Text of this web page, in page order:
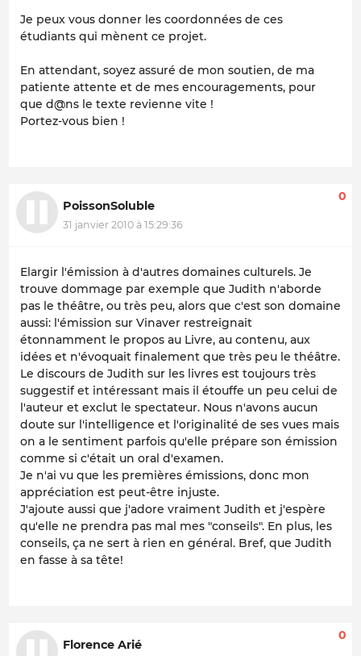
Je peux vous donner les coordonnées de ces
étudiants qui mènent ce projet.
En attendant, soyez assuré de mon soutien, de ma
patiente attente et de mes encouragements, pour
que d@ns le texte revienne vite !
Portez-vous bien !
PoissonSoluble
31 janvier 2010 à 15:29:36
0
Elargir l'émission à d'autres domaines culturels. Je
trouve dommage par exemple que Judith n'aborde
pas le théâtre, ou très peu, alors que c'est son domaine
aussi: l'émission sur Vinaver restreignait
étonnamment le propos au Livre, au contenu, aux
idées et n'évoquait finalement que très peu le théâtre.
Le discours de Judith sur les livres est toujours très
suggestif et intéressant mais il étouffe un peu celui de
l'auteur et exclut le spectateur. Nous n'avons aucun
doute sur l'intelligence et l'originalité de ses vues mais
on a le sentiment parfois qu'elle prépare son émission
comme si c'était un oral d'examen.
Je n'ai vu que les premières émissions, donc mon
appréciation est peut-être injuste.
J'ajoute aussi que j'adore vraiment Judith et j'espère
qu'elle ne prendra pas mal mes "conseils". En plus, les
conseils, ça ne sert à rien en général. Bref, que Judith
en fasse à sa tête!
Florence Arié
0